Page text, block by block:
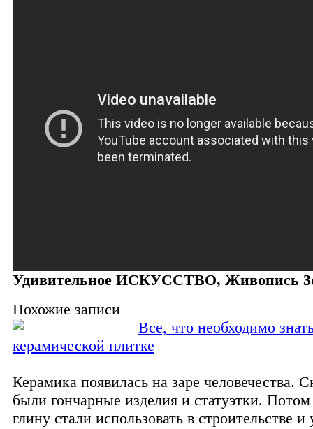
Удивительное ИСКУССТВО, Живопись
Похожие записи
Все, что необходимо
керамической плитке
Керамика появилась на заре человечества.
были гончарные изделия и статуэтки.
глину стали использовать в строительстве